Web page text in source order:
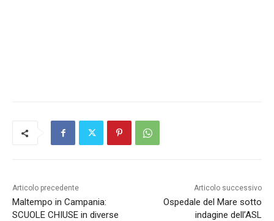
Articolo precedente
Maltempo in Campania:
SCUOLE CHIUSE in diverse
Articolo successivo
Ospedale del Mare sotto
indagine dell’ASL